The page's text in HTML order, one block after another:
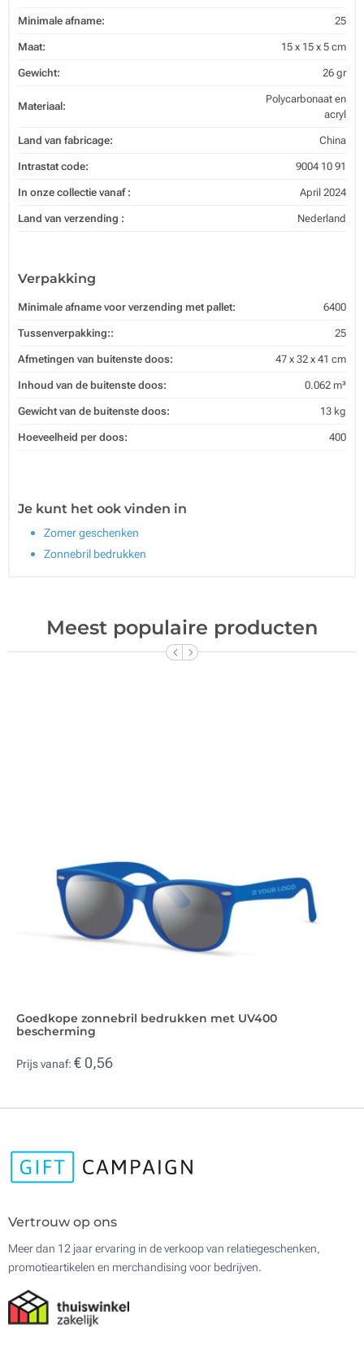
Minimale afname: 25
Maat: 15 x 15 x 5 cm
Gewicht: 26 gr
Materiaal:
Polycarbonaat en
acryl
Land van fabricage: China
Intrastat code: 9004 10 91
In onze collectie vanaf : April 2024
Land van verzending : Nederland
Verpakking
Minimale afname voor verzending met pallet: 6400
Tussenverpakking:: 25
Afmetingen van buitenste doos: 47 x 32 x 41 cm
Inhoud van de buitenste doos: 0.062 m³
Gewicht van de buitenste doos: 13 kg
Hoeveelheid per doos: 400
Je kunt het ook vinden in
Zomer geschenken
Zonnebril bedrukken
Meest populaire producten
Goedkope zonnebril bedrukken met UV400
bescherming
Prijs vanaf: € 0,56
Vertrouw op ons
Meer dan 12 jaar ervaring in de verkoop van relatiegeschenken,
promotieartikelen en merchandising voor bedrijven.